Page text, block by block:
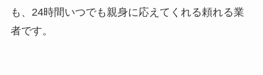
も、24時間いつでも親身に応えてくれる頼れる業
者です。